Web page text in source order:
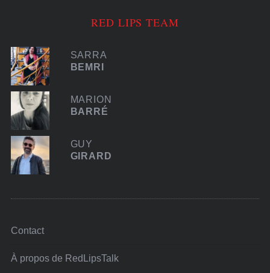
RED LIPS TEAM
SARRA
BEMRI
MARION
BARRÉ
GUY
GIRARD
Contact
À propos de RedLipsTalk